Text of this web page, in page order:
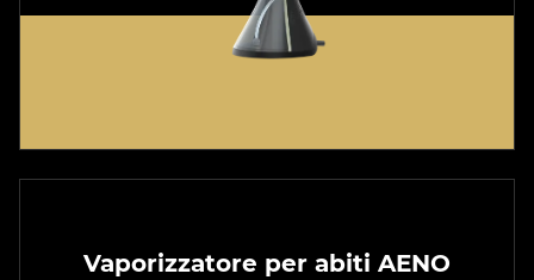
Vaporizzatore per abiti AENO